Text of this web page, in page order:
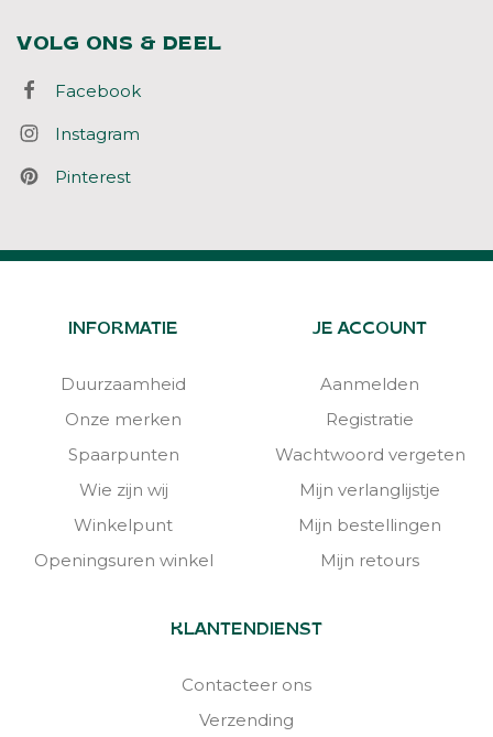
VOLG ONS & DEEL
Facebook
Instagram
Pinterest
INFORMATIE
Duurzaamheid
Onze merken
Spaarpunten
Wie zijn wij
Winkelpunt
Openingsuren winkel
JE ACCOUNT
Aanmelden
Registratie
Wachtwoord vergeten
Mijn verlanglijstje
Mijn bestellingen
Mijn retours
KLANTENDIENST
Contacteer ons
Verzending